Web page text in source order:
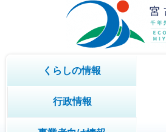
くらしの情報
行政情報